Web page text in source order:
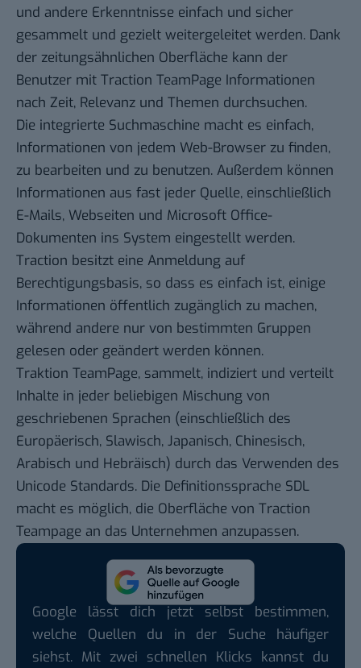
und andere Erkenntnisse einfach und sicher
gesammelt und gezielt weitergeleitet werden. Dank
der zeitungsähnlichen Oberfläche kann der
Benutzer mit Traction TeamPage Informationen
nach Zeit, Relevanz und Themen durchsuchen.
Die integrierte Suchmaschine macht es einfach,
Informationen von jedem Web-Browser zu finden,
zu bearbeiten und zu benutzen. Außerdem können
Informationen aus fast jeder Quelle, einschließlich
E-Mails, Webseiten und Microsoft Office-
Dokumenten ins System eingestellt werden.
Traction besitzt eine Anmeldung auf
Berechtigungsbasis, so dass es einfach ist, einige
Informationen öffentlich zugänglich zu machen,
während andere nur von bestimmten Gruppen
gelesen oder geändert werden können.
Traktion TeamPage, sammelt, indiziert und verteilt
Inhalte in jeder beliebigen Mischung von
geschriebenen Sprachen (einschließlich des
Europäerisch, Slawisch, Japanisch, Chinesisch,
Arabisch und Hebräisch) durch das Verwenden des
Unicode Standards. Die Definitionssprache SDL
macht es möglich, die Oberfläche von Traction
Teampage an das Unternehmen anzupassen.
Google lässt dich jetzt selbst bestimmen,
welche Quellen du in der Suche häufiger
siehst. Mit zwei schnellen Klicks kannst du